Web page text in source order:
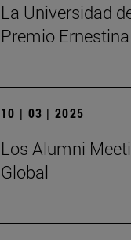
La Universidad
Premio
10 | 03 | 2025
Los Alumni
Global